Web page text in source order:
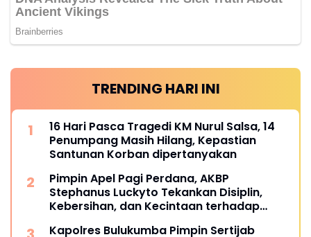
TRENDING HARI INI
16 Hari Pasca Tragedi KM Nurul Salsa, 14
Penumpang Masih Hilang, Kepastian
Santunan Korban dipertanyakan
Pimpin Apel Pagi Perdana, AKBP
Stephanus Luckyto Tekankan Disiplin,
Kebersihan, dan Kecintaan terhadap
Kapolres Bulukumba Pimpin Sertijab